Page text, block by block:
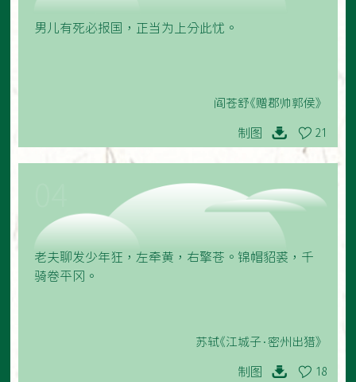
男儿有死必报国，正当为上分此忧。
阎苍舒《赠郡帅郭侯》
制图 21
老夫聊发少年狂，左牵黄，右擎苍。锦帽貂裘，千
骑卷平冈。
苏轼《江城子·密州出猎》
制图 18